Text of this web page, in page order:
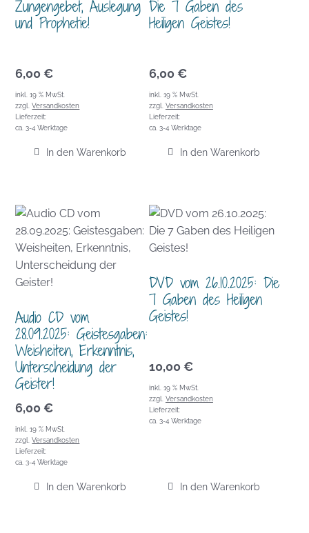
Zungengebet, Auslegung
und Prophetie!
6,00 €
inkl. 19 % MwSt.
zzgl.Versandkosten
Lieferzeit:
ca. 3-4 Werktage
In den Warenkorb
Die 7 Gaben des
Heiligen Geistes!
6,00 €
inkl. 19 % MwSt.
zzgl. Versandkosten
Lieferzeit:
ca. 3-4 Werktage
In den Warenkorb
Audio CD vom
28.09.2025: Geistesgaben:
Weisheiten, Erkenntnis,
Unterscheidung der
Geister!
6,00 €
inkl. 19 % MwSt.
zzgl.Versandkosten
Lieferzeit:
ca. 3-4 Werktage
In den Warenkorb
DVD vom 26.10.2025: Die
7 Gaben des Heiligen
Geistes!
10,00 €
inkl. 19 % MwSt.
zzgl. Versandkosten
Lieferzeit:
ca. 3-4 Werktage
In den Warenkorb